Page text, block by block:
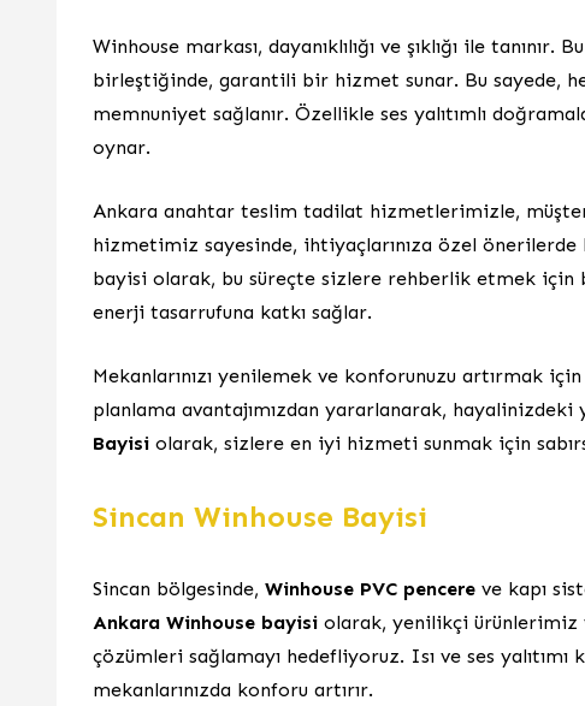
Winhouse markası, dayanıklılığı ve şıklığı ile
birleştiğinde, garantili bir hizmet sunar. Bu sayede,
memnuniyet sağlanır. Özellikle ses yalıtımlı
oynar.
Ankara anahtar teslim tadilat hizmetlerimizle,
hizmetimiz sayesinde, ihtiyaçlarınıza özel
bayisi olarak, bu süreçte sizlere rehberlik etmek için
enerji tasarrufuna katkı sağlar.
Mekanlarınızı yenilemek ve konforunuzu artırmak
planlama avantajımızdan yararlanarak, hayalinizdeki
Bayisi olarak, sizlere en iyi hizmeti sunmak için
Sincan Winhouse Bayisi
Sincan bölgesinde, Winhouse PVC pencere ve kapı
Ankara Winhouse bayisi olarak, yenilikçi
çözümleri sağlamayı hedefliyoruz. Isı ve ses
mekanlarınızda konforu artırır.